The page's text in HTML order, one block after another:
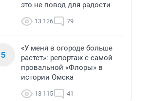
это не повод для радости
13 126 79
5
«У меня в огороде больше
растет»: репортаж с самой
провальной «Флоры» в
истории Омска
13 115 41